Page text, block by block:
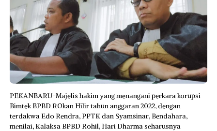
PEKANBARU-Majelis hakim yang menangani perkara korupsi
Bimtek BPBD ROkan Hilir tahun anggaran 2022, dengan
terdakwa Edo Rendra, PPTK dan Syamsinar, Bendahara,
menilai, Kalaksa BPBD Rohil, Hari Dharma seharusnya